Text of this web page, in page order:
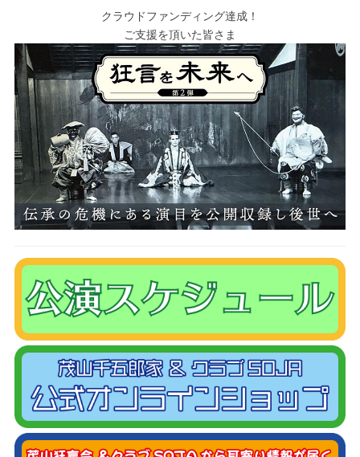
クラウドファンディング達成！
ご支援を頂いた皆さま